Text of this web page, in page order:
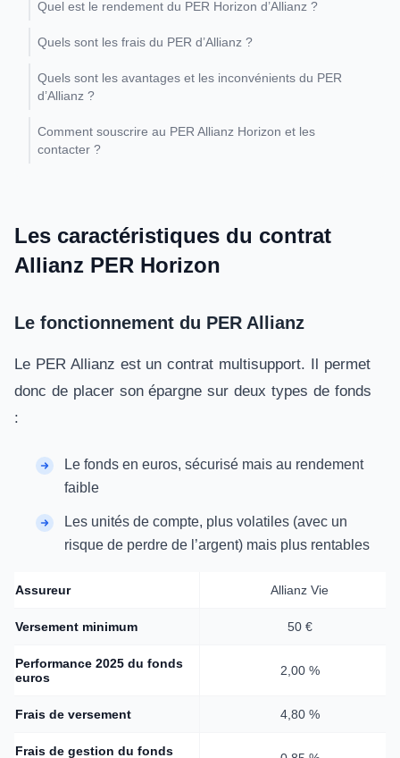
Quel est le rendement du PER Horizon d’Allianz ?
Quels sont les frais du PER d’Allianz ?
Quels sont les avantages et les inconvénients du PER
d’Allianz ?
Comment souscrire au PER Allianz Horizon et les
contacter ?
Les caractéristiques du contrat
Allianz PER Horizon
Le fonctionnement du PER Allianz
Le PER Allianz est un contrat multisupport. Il permet
donc de placer son épargne sur deux types de fonds
:
Le fonds en euros, sécurisé mais au rendement
faible
Les unités de compte, plus volatiles (avec un
risque de perdre de l’argent) mais plus rentables
Assureur Allianz Vie
Versement minimum 50 €
Performance 2025 du fonds
euros
2,00 %
Frais de versement 4,80 %
Frais de gestion du fonds